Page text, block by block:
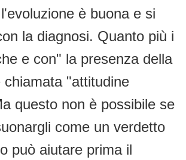
è buona e si
la diagnosi. Quanto più i
e con" la presenza della
"attitudine
questo non è possibile se
come un verdetto
può aiutare prima il